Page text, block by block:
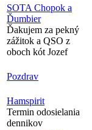
SOTA Chopok a
Ďumbier
Ďakujem za pekný
zážitok a QSO z
oboch kót Jozef
Pozdrav
Hamspirit
Termin odosielania
dennikov